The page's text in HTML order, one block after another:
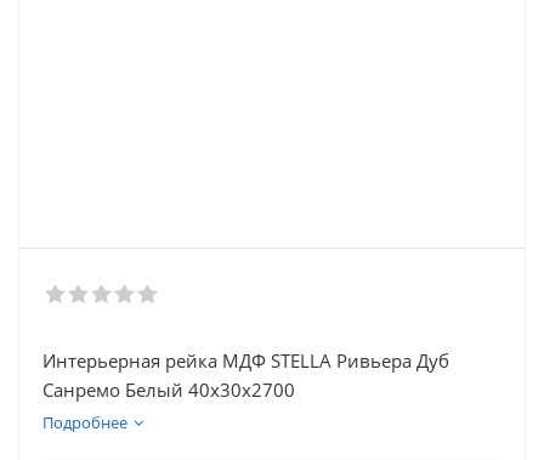
Интерьерная рейка МДФ STELLA Ривьера Дуб
Санремо Белый 40х30х2700
Подробнее